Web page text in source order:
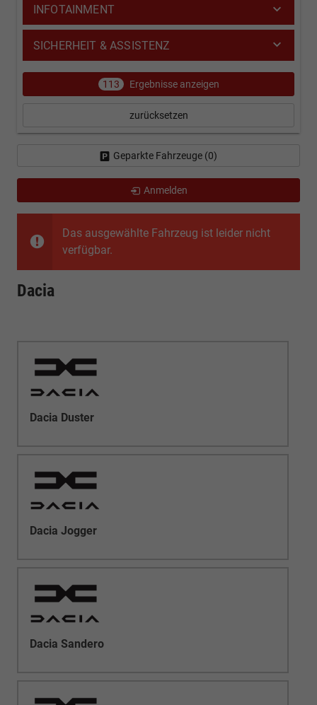
Das ausgewählte Fahrzeug ist leider nicht
verfügbar.
Dacia
Dacia Duster
Dacia Jogger
Dacia Sandero
INFOTAINMENT
SICHERHEIT & ASSISTENZ
113 Ergebnisse anzeigen
zurücksetzen
Geparkte Fahrzeuge (0)
Anmelden